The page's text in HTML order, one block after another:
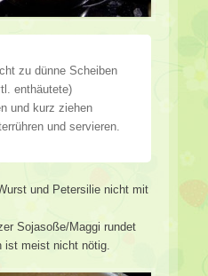
zu dünne Scheiben
enthäutete)
und kurz ziehen
und servieren.
und Petersilie nicht mit
Sojasoße/Maggi rundet
ist meist nicht nötig.